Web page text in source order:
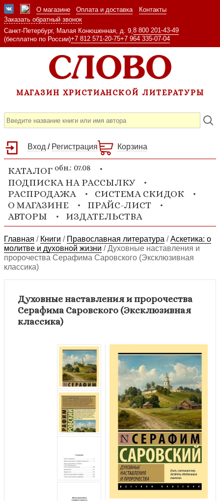
О магазине Оплата и доставка
Контакты
Заказать обратный звонок
Санкт-Петербург, Малая Конюшенная, д. 9, 8 800 201-43-49
(бесплатно по России)+7 812 571-20-75+7 964 335-07-04
МАГАЗИН ХРИСТИАНСКОЙ ЛИТЕРАТУРЫ
Вход / Регистрация Корзина
КАТАЛОГ обн.: 07.08
ПОДПИСКА НА РАССЫЛКУ
РАСПРОДАЖА
СИСТЕМА СКИДОК
О МАГАЗИНЕ
ПРАЙС-ЛИСТ
АВТОРЫ
ИЗДАТЕЛЬСТВА
Главная / Книги / Православная литература /Аскетика: о
молитве и духовной жизни /Духовные наставления и
пророчества Серафима Саровского (Эксклюзивная
классика)
Духовные наставления и пророчества
Серафима Саровского (Эксклюзивная
классика)